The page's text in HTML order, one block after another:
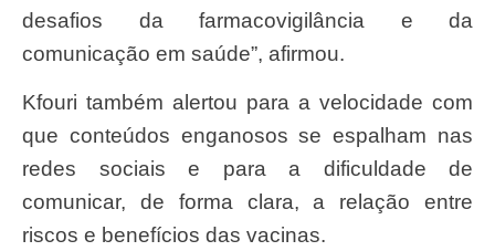
desafios da farmacovigilância e da
comunicação em saúde”, afirmou.
Kfouri também alertou para a velocidade com
que conteúdos enganosos se espalham nas
redes sociais e para a dificuldade de
comunicar, de forma clara, a relação entre
riscos e benefícios das vacinas.